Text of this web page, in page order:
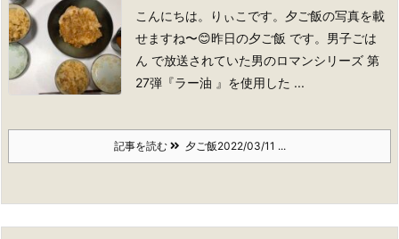
こんにちは。りぃこです。 夕ご飯の写真を載
せますね〜😊昨日の夕ご飯 です。男子ごは
ん で放送されていた男のロマンシリーズ 第
27弾『ラー油 』を使用した ...
記事を読む 夕ご飯2022/03/11 ...